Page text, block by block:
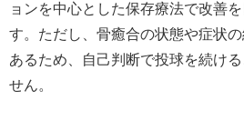
ョンを中心とした保存療法で改善
す。ただし、骨癒合の状態や症状
あるため、自己判断で投球を続け
せん。